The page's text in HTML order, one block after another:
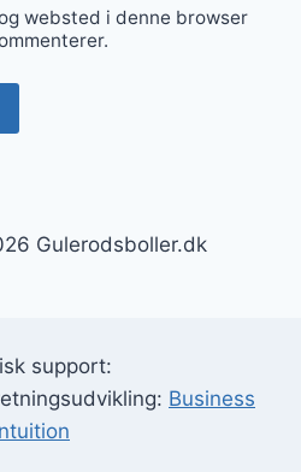
websted i denne browser
Gulerodsboller.dk
support:
Business